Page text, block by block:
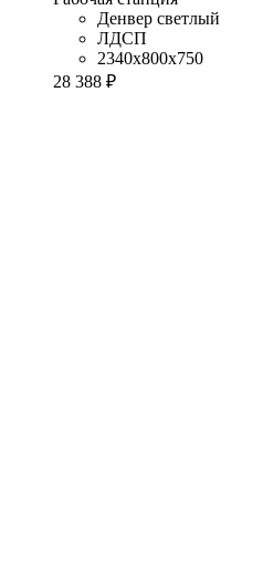
Денвер светлый
ЛДСП
2340x800x750
28 388 ₽